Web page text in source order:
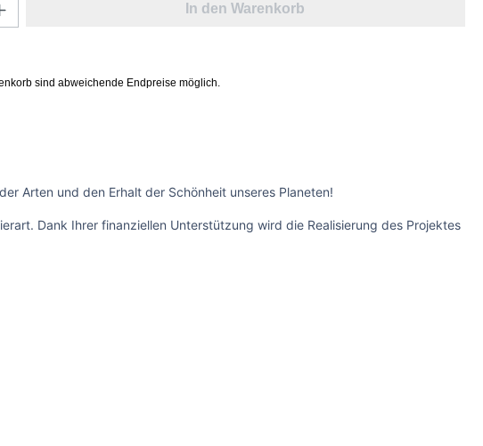
In den Warenkorb
sind abweichende Endpreise möglich.
Arten und den Erhalt der Schönheit unseres Planeten!
Dank Ihrer finanziellen Unterstützung wird die Realisierung des Projektes